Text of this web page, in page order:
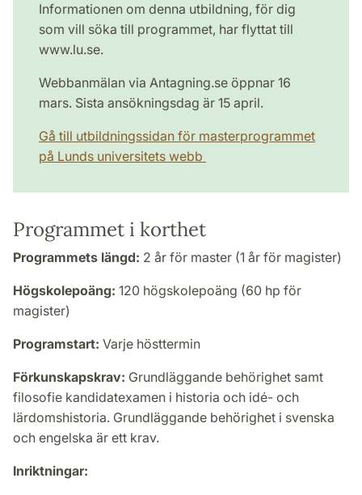
Informationen om denna utbildning, för dig
som vill söka till programmet, har flyttat till
www.lu.se.
Webbanmälan via Antagning.se öppnar 16
mars. Sista ansökningsdag är 15 april.
Gå till utbildningssidan för masterprogrammet
på Lunds universitets webb
Programmet i korthet
Programmets längd: 2 år för master (1 år för magister)
Högskolepoäng: 120 högskolepoäng (60 hp för
magister)
Programstart: Varje hösttermin
Förkunskapskrav: Grundläggande behörighet samt
filosofie kandidatexamen i historia och idé- och
lärdomshistoria. Grundläggande behörighet i svenska
och engelska är ett krav.
Inriktningar: